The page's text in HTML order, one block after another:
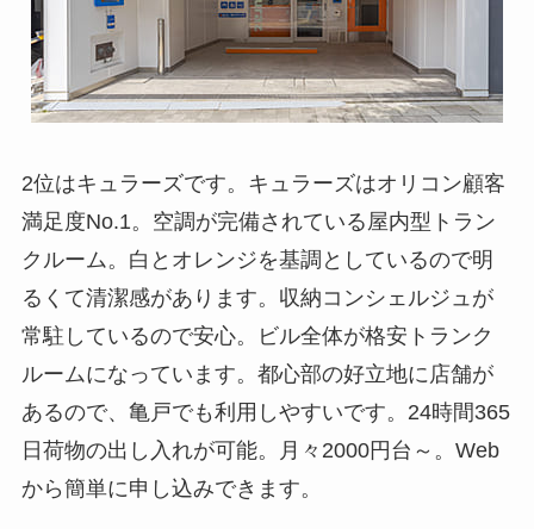
2位はキュラーズです。キュラーズはオリコン顧客
満足度No.1。空調が完備されている屋内型トラン
クルーム。白とオレンジを基調としているので明
るくて清潔感があります。収納コンシェルジュが
常駐しているので安心。ビル全体が格安トランク
ルームになっています。都心部の好立地に店舗が
あるので、亀戸でも利用しやすいです。24時間365
日荷物の出し入れが可能。月々2000円台～。Web
から簡単に申し込みできます。